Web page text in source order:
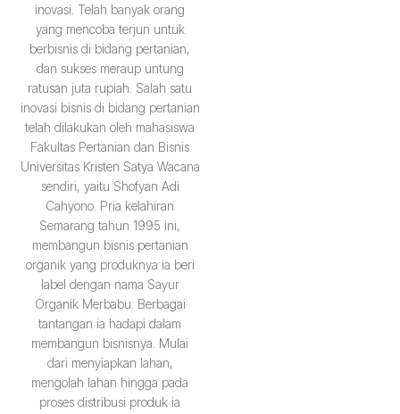
inovasi. Telah banyak orang
yang mencoba terjun untuk
berbisnis di bidang pertanian,
dan sukses meraup untung
ratusan juta rupiah. Salah satu
inovasi bisnis di bidang pertanian
telah dilakukan oleh mahasiswa
Fakultas Pertanian dan Bisnis
Universitas Kristen Satya Wacana
sendiri, yaitu Shofyan Adi
Cahyono. Pria kelahiran
Semarang tahun 1995 ini,
membangun bisnis pertanian
organik yang produknya ia beri
label dengan nama Sayur
Organik Merbabu. Berbagai
tantangan ia hadapi dalam
membangun bisnisnya. Mulai
dari menyiapkan lahan,
mengolah lahan hingga pada
proses distribusi produk ia